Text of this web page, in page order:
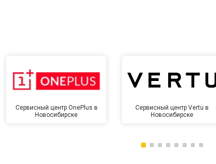
Сервисный центр OnePlus в
Новосибирске
Сервисный центр Vertu в
Новосибирске